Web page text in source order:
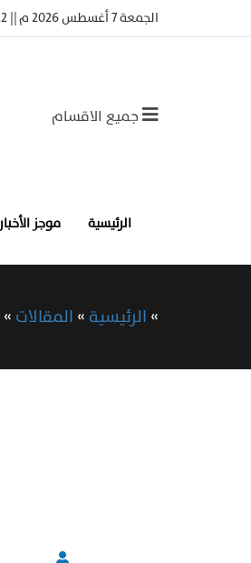
الجمعة 7 أغسطس 2026 م || 22 صفر 1448هـ ||
جميع الاقسام
الرئيسية موجز الأخبار
»الرئيسية»المقالات»